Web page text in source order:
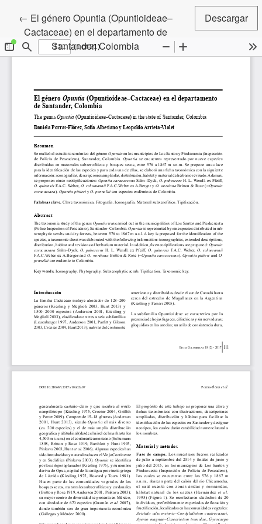
← Volver a los detalles del artículo
El género Opuntia (Opuntioideae–
Cactaceae) en el departamento de
Santander, Colombia
Descargar